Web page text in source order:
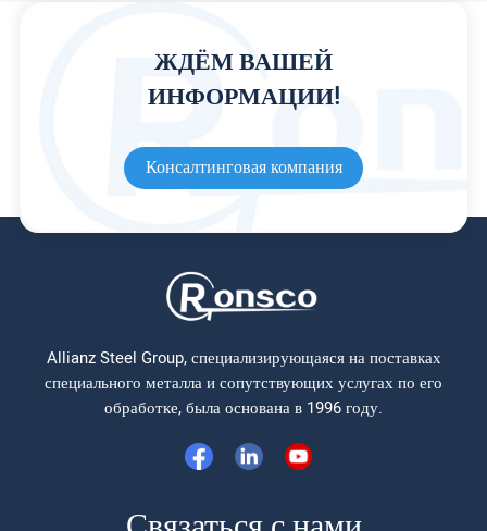
ЖДЁМ ВАШЕЙ
ИНФОРМАЦИИ!
Консалтинговая компания
Allianz Steel Group, специализирующаяся на поставках
специального металла и сопутствующих услугах по его
обработке, была основана в 1996 году.